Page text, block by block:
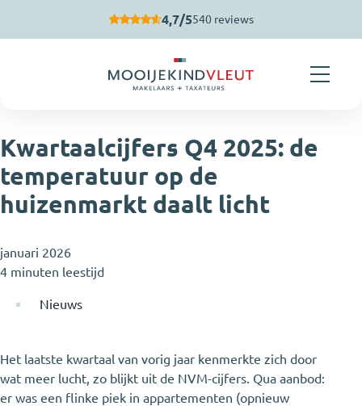
4,7/5540 reviews
Kwartaalcijfers Q4 2025: de
temperatuur op de
huizenmarkt daalt licht
januari 2026
4 minuten leestijd
Nieuws
Het laatste kwartaal van vorig jaar kenmerkte zich door
wat meer lucht, zo blijkt uit de NVM-cijfers. Qua aanbod:
er was een flinke piek in appartementen (opnieuw